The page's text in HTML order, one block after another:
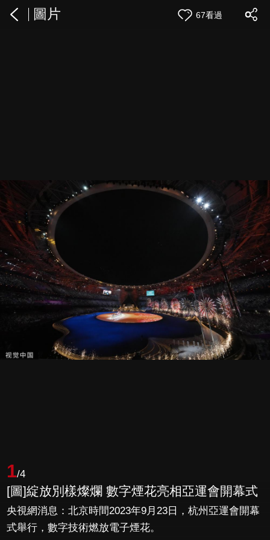
圖片 67看過
1/4
[圖]綻放別樣燦爛 數字煙花亮相亞運會開幕式
央視網消息：北京時間2023年9月23日，杭州亞運會開幕
式舉行，數字技術燃放電子煙花。